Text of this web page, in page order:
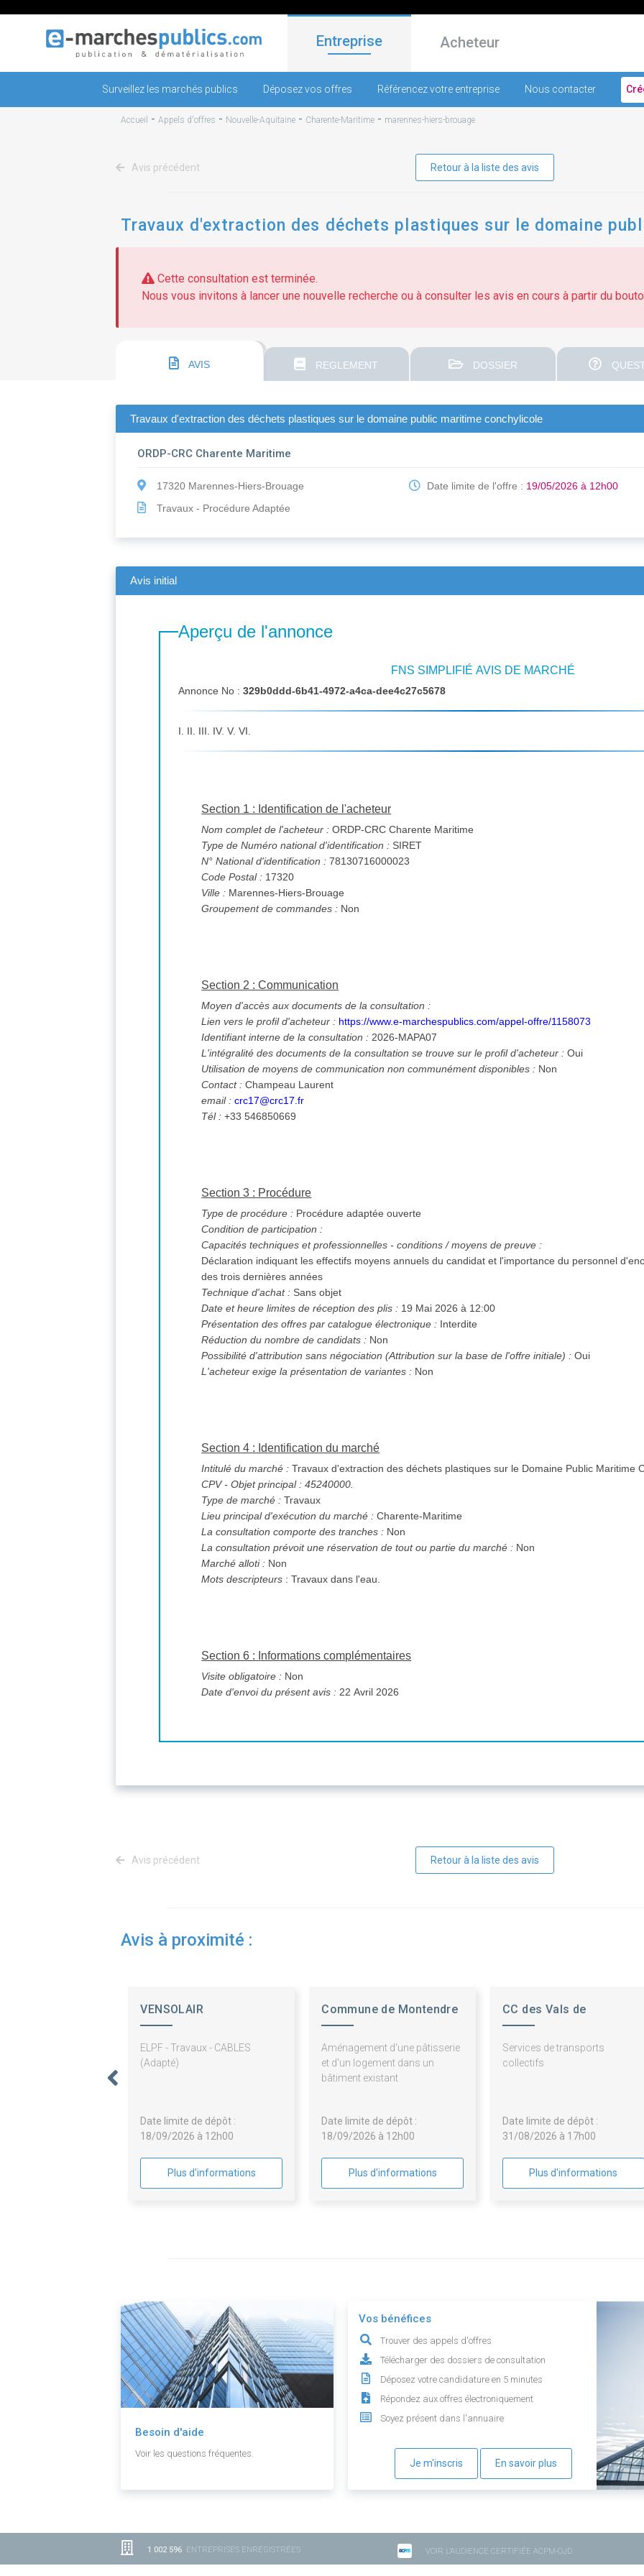
Entreprise Acheteur
Surveillez les marchés publics Déposez vos offres Référencez votre entreprise Nous contacter
Accueil - Appels d'offres - Nouvelle-Aquitaine - Charente-Maritime - marennes-hiers-brouage
Avis précédent Retour à la liste des avis
Travaux d'extraction des déchets plastiques sur le domaine
Cette consultation est terminée.
Nous vous invitons à lancer une nouvelle recherche ou à consulter les avis en cours à partir du
AVIS REGLEMENT DOSSIER
Travaux d'extraction des déchets plastiques sur le domaine public maritime conchylicole
ORDP-CRC Charente Maritime
17320 Marennes-Hiers-Brouage
Travaux - Procédure Adaptée
Date limite de l'offre : 19/05/2026 à 12h00
Avis initial
Aperçu de l'annonce
FNS SIMPLIFIÉ AVIS DE MARCHÉ
Annonce No : 329b0ddd-6b41-4972-a4ca-dee4c27c5678
I. II. III. IV. V. VI.
Section 1 : Identification de l'acheteur
Nom complet de l'acheteur : ORDP-CRC Charente Maritime
Type de Numéro national d'identification : SIRET
N° National d'identification : 78130716000023
Code Postal : 17320
Ville : Marennes-Hiers-Brouage
Groupement de commandes : Non
Section 2 : Communication
Moyen d'accès aux documents de la consultation :
Lien vers le profil d'acheteur : https://www.e-marchespublics.com/appel-offre/1158073
Identifiant interne de la consultation : 2026-MAPA07
L'intégralité des documents de la consultation se trouve sur le profil d'acheteur : Oui
Utilisation de moyens de communication non communément disponibles : Non
Contact : Champeau Laurent
email : crc17@crc17.fr
Tél : +33 546850669
Section 3 : Procédure
Type de procédure : Procédure adaptée ouverte
Condition de participation :
Capacités techniques et professionnelles - conditions / moyens de preuve :
Déclaration indiquant les effectifs moyens annuels du candidat et l'importance du personnel
des trois dernières années
Technique d'achat : Sans objet
Date et heure limites de réception des plis : 19 Mai 2026 à 12:00
Présentation des offres par catalogue électronique : Interdite
Réduction du nombre de candidats : Non
Possibilité d'attribution sans négociation (Attribution sur la base de l'offre initiale) : Oui
L'acheteur exige la présentation de variantes : Non
Section 4 : Identification du marché
Intitulé du marché : Travaux d'extraction des déchets plastiques sur le Domaine Public Maritime
CPV- Objet principal : 45240000.
Type de marché : Travaux
Lieu principal d'exécution du marché : Charente-Maritime
La consultation comporte des tranches : Non
La consultation prévoit une réservation de tout ou partie du marché : Non
Marché alloti : Non
Mots descripteurs : Travaux dans l'eau.
Section 6 : Informations complémentaires
Visite obligatoire : Non
Date d'envoi du présent avis : 22 Avril 2026
Avis précédent Retour à la liste des avis
Avis à proximité :
VENSOLAIR
ELPF - Travaux - CABLES
(Adapté)
Date limite de dépôt :
18/09/2026 à 12h00
Plus d'informations
Commune de Montendre
Aménagement d'une pâtisserie
et d'un logement dans un
bâtiment existant
Date limite de dépôt :
18/09/2026 à 12h00
Plus d'informations
CC des Vals de
Services de transports
collectifs
Date limite de dépôt :
31/08/2026 à 17h00
Plus d'informations
Besoin d'aide
Voir les questions fréquentes.
Vos bénéfices
Trouver des appels d'offres
Télécharger des dossiers de consultation
Déposez votre candidature en 5 minutes
Répondez aux offres électroniquement
Soyez présent dans l'annuaire
Je m'inscris En savoir plus
1 002 596 ENTREPRISES ENREGISTRÉES VOIR L'AUDIENCE CERTIFIÉE ACPM-OJD